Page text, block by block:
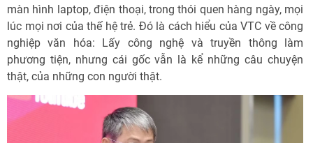
màn hình laptop, điện thoại, trong thói quen hàng ngày, mọi
lúc mọi nơi của thế hệ trẻ. Đó là cách hiểu của VTC về công
nghiệp văn hóa: Lấy công nghệ và truyền thông làm
phương tiện, nhưng cái gốc vẫn là kể những câu chuyện
thật, của những con người thật.